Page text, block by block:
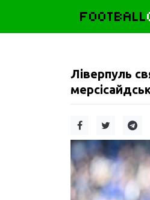
FOOTBALL
Ліверпуль